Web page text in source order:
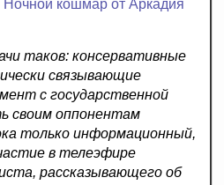
Ночной кошмар от Аркадия
таков: консервативные
связывающие
с государственной
своим оппонентам
только информационный,
в телеэфире
рассказывающего об